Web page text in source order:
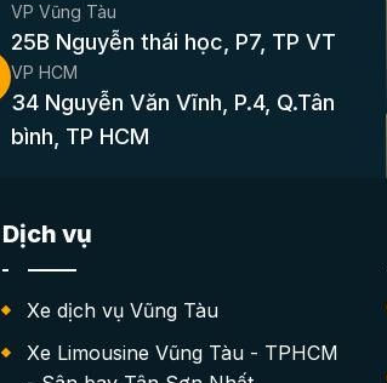
VP Vũng Tàu
25B Nguyễn thái học, P7, TP VT
VP HCM
34 Nguyễn Văn Vĩnh, P.4, Q.Tân
bình, TP HCM
Dịch vụ
Xe dịch vụ Vũng Tàu
Xe Limousine Vũng Tàu - TPHCM